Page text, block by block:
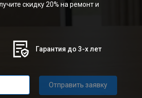
скидку 20% на ремонт и
Гарантия до 3-х лет
Отправить заявку